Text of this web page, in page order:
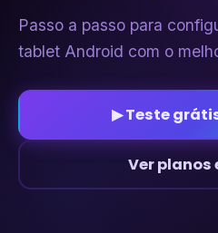
Passo a passo para
tablet Android com o
▶ Teste
Ver planos